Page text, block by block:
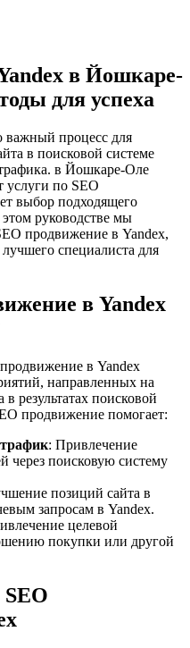
в Йошкаре-
для успеха
важный процесс для
в поисковой системе
в Йошкаре-Оле
услуги по SEO
выбор подходящего
руководстве мы
продвижение в Yandex,
специалиста для
в Yandex
в Yandex
направленных на
результатах поисковой
продвижение помогает:
: Привлечение
через поисковую систему
позиций сайта в
запросам в Yandex.
целевой
покупки или другой